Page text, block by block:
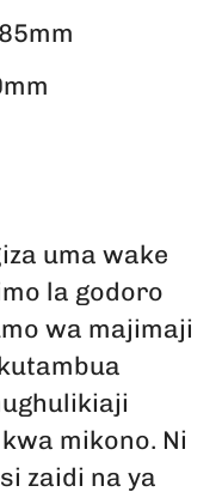
uma wake
la godoro
wa majimaji
mikono. Ni
zaidi na ya